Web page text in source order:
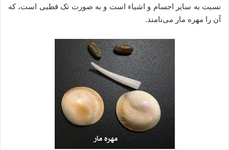
نسبت به سایر اجسام و اشیاء است و به صورت تک قطبی است، که
آن را مهره مار می‌نامند.